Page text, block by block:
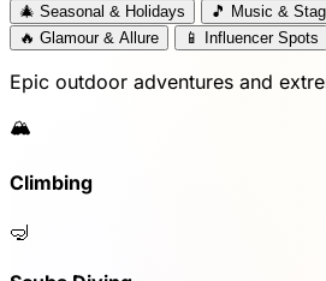
🎄 Seasonal & Holidays 🎵 Music &
🔥 Glamour & Allure 📱 Influencer Spots
Epic outdoor adventures and
🏔️
Climbing
🤿